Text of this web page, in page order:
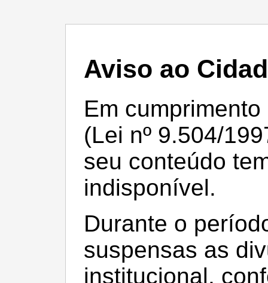
Aviso ao
Em
(Lei nº 9.504/
seu conteúdo
indisponível.
Durante o
suspensas as
institucional,